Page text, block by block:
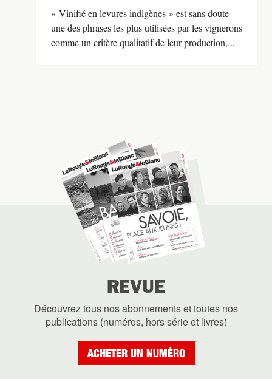
« Vinifié en levures indigènes » est sans doute
une des phrases les plus utilisées par les vignerons
comme un critère qualitatif de leur production,...
REVUE
Découvrez tous nos abonnements et toutes nos
publications (numéros, hors série et livres)
ACHETER UN NUMÉRO